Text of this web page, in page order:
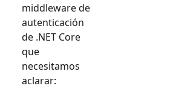
middleware de
autenticación
de .NET Core
que
necesitamos
aclarar: